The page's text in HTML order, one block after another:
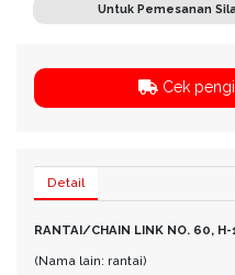
Untuk Pemesanan
Cek
Detail
RANTAI/CHAIN LINK NO. 60,
(Nama lain: rantai)